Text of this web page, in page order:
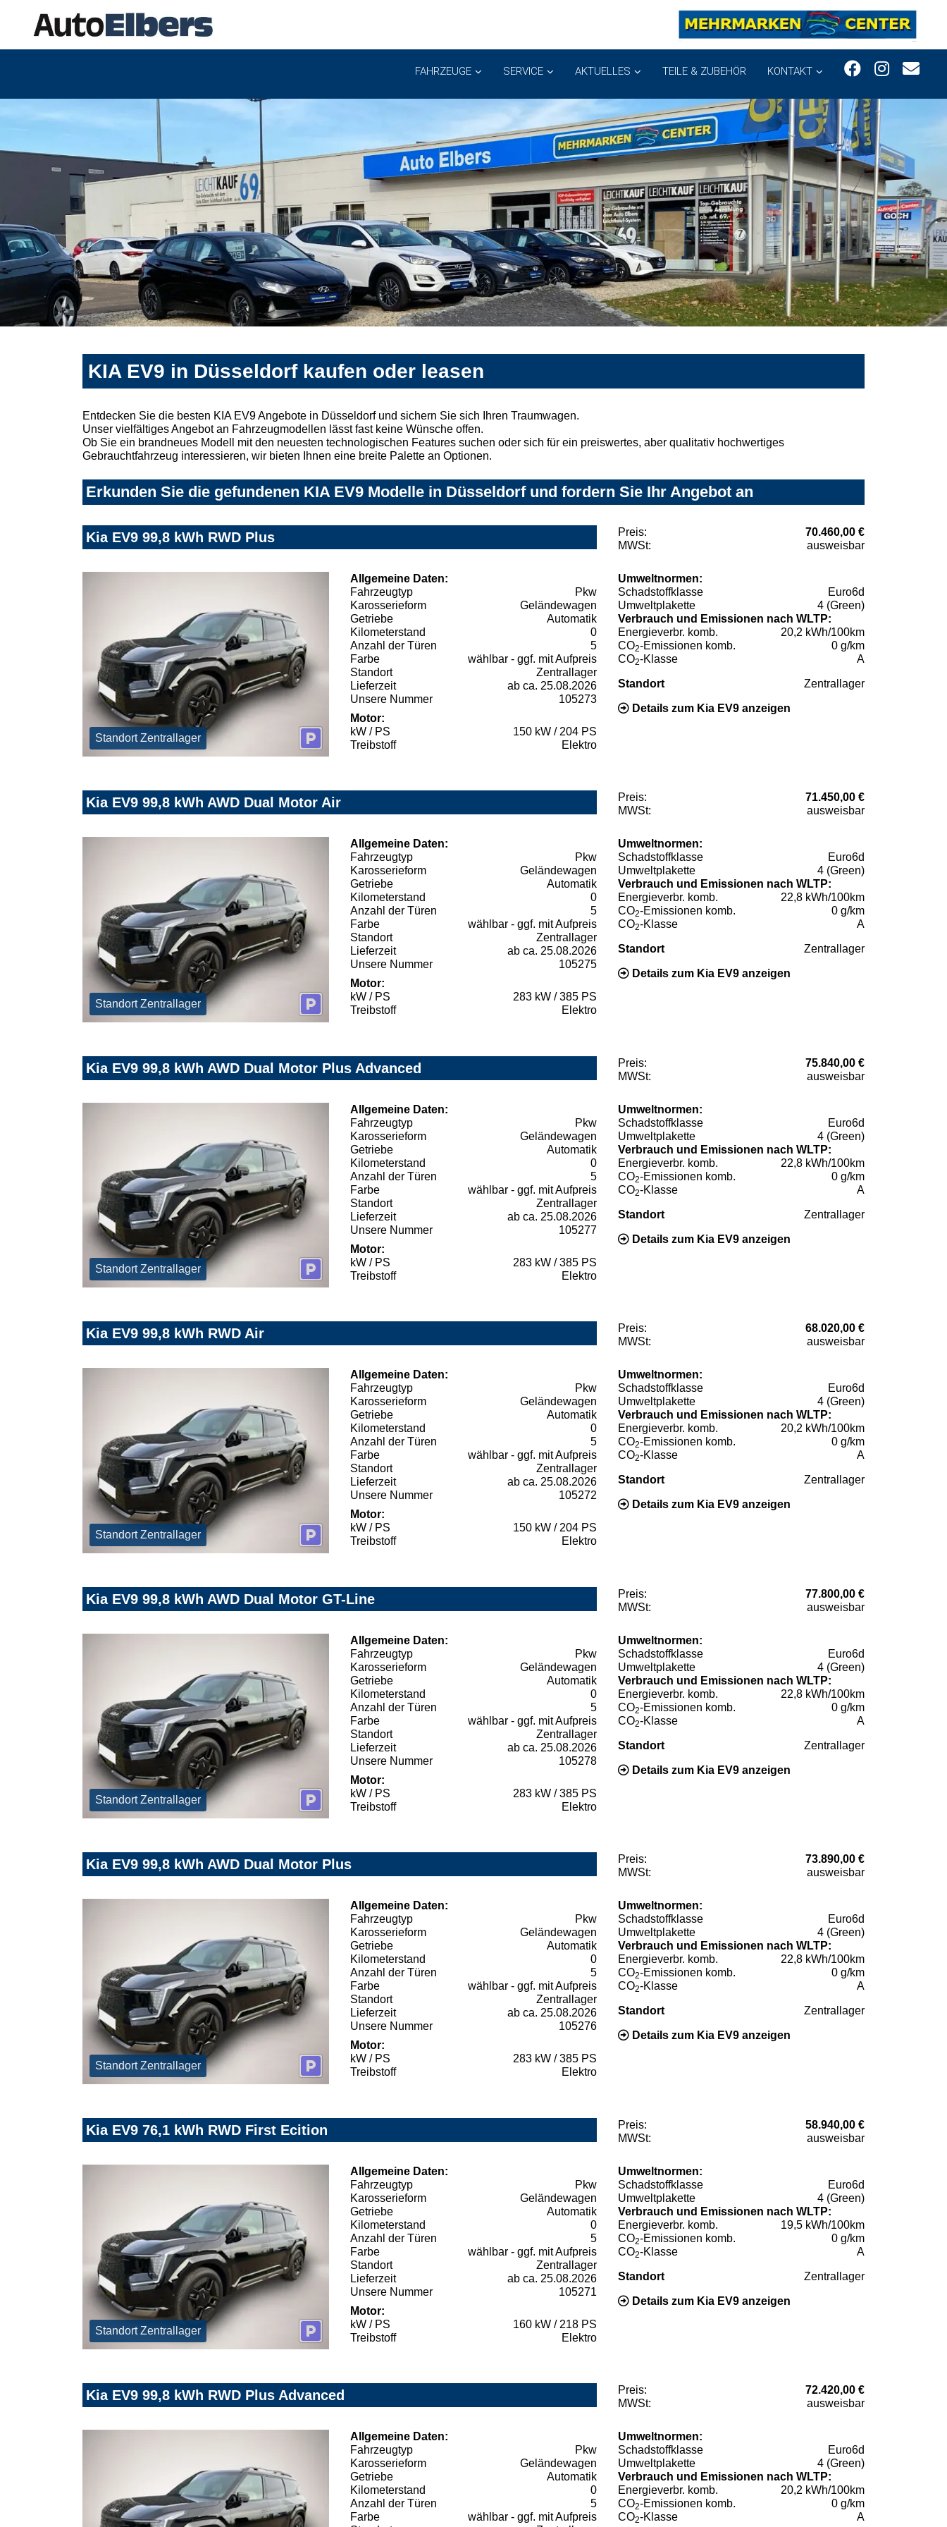
FAHRZEUGE SERVICE AKTUELLES TEILE & ZUBEHÖR KONTAKT
KIA EV9 in Düsseldorf kaufen oder leasen
Entdecken Sie die besten KIA EV9 Angebote in Düsseldorf und sichern Sie sich Ihren Traumwagen.
Unser vielfältiges Angebot an Fahrzeugmodellen lässt fast keine Wünsche offen.
Ob Sie ein brandneues Modell mit den neuesten technologischen Features suchen oder sich für ein preiswertes, aber qualitativ hochwertiges
Gebrauchtfahrzeug interessieren, wir bieten Ihnen eine breite Palette an Optionen.
Erkunden Sie die gefundenen KIA EV9 Modelle in Düsseldorf und fordern Sie Ihr Angebot an
Kia EV9 99,8 kWh RWD Plus Preis:
70.460,00 €
MWSt:
ausweisbar
Standort Zentrallager
Allgemeine Daten:
Fahrzeugtyp
Pkw
Karosserieform
Geländewagen
Getriebe
Automatik
Kilometerstand
0
Anzahl der Türen
5
Farbe
wählbar - ggf. mit Aufpreis
Standort
Zentrallager
Lieferzeit
ab ca. 25.08.2026
Unsere Nummer
105273
Motor:
kW / PS
150 kW / 204 PS
Treibstoff
Elektro
Umweltnormen:
Schadstoffklasse
Euro6d
Umweltplakette
4 (Green)
Verbrauch und Emissionen nach WLTP:
Energieverbr. komb.
20,2 kWh/100km
CO2-Emissionen komb.
0 g/km
CO2-Klasse A
Standort Zentrallager
Details zum Kia EV9 anzeigen
Kia EV9 99,8 kWh AWD Dual Motor Air Preis:
71.450,00 €
MWSt:
ausweisbar
Standort Zentrallager
Allgemeine Daten:
Fahrzeugtyp
Pkw
Karosserieform
Geländewagen
Getriebe
Automatik
Kilometerstand
0
Anzahl der Türen
5
Farbe
wählbar - ggf. mit Aufpreis
Standort
Zentrallager
Lieferzeit
ab ca. 25.08.2026
Unsere Nummer
105275
Motor:
kW / PS
283 kW / 385 PS
Treibstoff
Elektro
Umweltnormen:
Schadstoffklasse
Euro6d
Umweltplakette
4 (Green)
Verbrauch und Emissionen nach WLTP:
Energieverbr. komb.
22,8 kWh/100km
CO2-Emissionen komb.
0 g/km
CO2-Klasse A
Standort Zentrallager
Details zum Kia EV9 anzeigen
Kia EV9 99,8 kWh AWD Dual Motor Plus Advanced Preis:
75.840,00 €
MWSt:
ausweisbar
Standort Zentrallager
Allgemeine Daten:
Fahrzeugtyp
Pkw
Karosserieform
Geländewagen
Getriebe
Automatik
Kilometerstand
0
Anzahl der Türen
5
Farbe
wählbar - ggf. mit Aufpreis
Standort
Zentrallager
Lieferzeit
ab ca. 25.08.2026
Unsere Nummer
105277
Motor:
kW / PS
283 kW / 385 PS
Treibstoff
Elektro
Umweltnormen:
Schadstoffklasse
Euro6d
Umweltplakette
4 (Green)
Verbrauch und Emissionen nach WLTP:
Energieverbr. komb.
22,8 kWh/100km
CO2-Emissionen komb.
0 g/km
CO2-Klasse A
Standort Zentrallager
Details zum Kia EV9 anzeigen
Kia EV9 99,8 kWh RWD Air Preis:
68.020,00 €
MWSt:
ausweisbar
Standort Zentrallager
Allgemeine Daten:
Fahrzeugtyp
Pkw
Karosserieform
Geländewagen
Getriebe
Automatik
Kilometerstand
0
Anzahl der Türen
5
Farbe
wählbar - ggf. mit Aufpreis
Standort
Zentrallager
Lieferzeit
ab ca. 25.08.2026
Unsere Nummer
105272
Motor:
kW / PS
150 kW / 204 PS
Treibstoff
Elektro
Umweltnormen:
Schadstoffklasse
Euro6d
Umweltplakette
4 (Green)
Verbrauch und Emissionen nach WLTP:
Energieverbr. komb.
20,2 kWh/100km
CO2-Emissionen komb.
0 g/km
CO2-Klasse A
Standort Zentrallager
Details zum Kia EV9 anzeigen
Kia EV9 99,8 kWh AWD Dual Motor GT-Line Preis:
77.800,00 €
MWSt:
ausweisbar
Standort Zentrallager
Allgemeine Daten:
Fahrzeugtyp
Pkw
Karosserieform
Geländewagen
Getriebe
Automatik
Kilometerstand
0
Anzahl der Türen
5
Farbe
wählbar - ggf. mit Aufpreis
Standort
Zentrallager
Lieferzeit
ab ca. 25.08.2026
Unsere Nummer
105278
Motor:
kW / PS
283 kW / 385 PS
Treibstoff
Elektro
Umweltnormen:
Schadstoffklasse
Euro6d
Umweltplakette
4 (Green)
Verbrauch und Emissionen nach WLTP:
Energieverbr. komb.
22,8 kWh/100km
CO2-Emissionen komb.
0 g/km
CO2-Klasse A
Standort Zentrallager
Details zum Kia EV9 anzeigen
Kia EV9 99,8 kWh AWD Dual Motor Plus Preis:
73.890,00 €
MWSt:
ausweisbar
Standort Zentrallager
Allgemeine Daten:
Fahrzeugtyp
Pkw
Karosserieform
Geländewagen
Getriebe
Automatik
Kilometerstand
0
Anzahl der Türen
5
Farbe
wählbar - ggf. mit Aufpreis
Standort
Zentrallager
Lieferzeit
ab ca. 25.08.2026
Unsere Nummer
105276
Motor:
kW / PS
283 kW / 385 PS
Treibstoff
Elektro
Umweltnormen:
Schadstoffklasse
Euro6d
Umweltplakette
4 (Green)
Verbrauch und Emissionen nach WLTP:
Energieverbr. komb.
22,8 kWh/100km
CO2-Emissionen komb.
0 g/km
CO2-Klasse A
Standort Zentrallager
Details zum Kia EV9 anzeigen
Kia EV9 76,1 kWh RWD First Ecition Preis:
58.940,00 €
MWSt:
ausweisbar
Standort Zentrallager
Allgemeine Daten:
Fahrzeugtyp
Pkw
Karosserieform
Geländewagen
Getriebe
Automatik
Kilometerstand
0
Anzahl der Türen
5
Farbe
wählbar - ggf. mit Aufpreis
Standort
Zentrallager
Lieferzeit
ab ca. 25.08.2026
Unsere Nummer
105271
Motor:
kW / PS
160 kW / 218 PS
Treibstoff
Elektro
Umweltnormen:
Schadstoffklasse
Euro6d
Umweltplakette
4 (Green)
Verbrauch und Emissionen nach WLTP:
Energieverbr. komb.
19,5 kWh/100km
CO2-Emissionen komb.
0 g/km
CO2-Klasse A
Standort Zentrallager
Details zum Kia EV9 anzeigen
Kia EV9 99,8 kWh RWD Plus Advanced Preis:
72.420,00 €
MWSt:
ausweisbar
Allgemeine Daten:
Fahrzeugtyp
Pkw
Karosserieform
Geländewagen
Getriebe
Automatik
Kilometerstand
0
Anzahl der Türen
5
Farbe
wählbar - ggf. mit Aufpreis
Umweltnormen:
Schadstoffklasse
Euro6d
Umweltplakette
4 (Green)
Verbrauch und Emissionen nach WLTP:
Energieverbr. komb.
20,2 kWh/100km
CO2-Emissionen komb.
0 g/km
CO2-Klasse A